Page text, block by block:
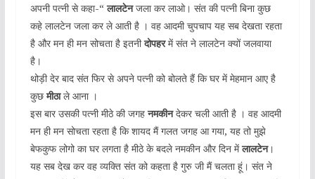
अपनी पत्नी से कहा-“लालटेनजला कर लाओ। संत की पत्नी बिना कुछ
कहे लालटेन जला कर ले आती है । वह आदमी चुपचाप यह सब देखता रहता
है और मन ही मन सोचता है इतनीदोपहरमें संत ने लालटेन क्यों जलवाया
है।
थोड़ी देर बाद संत फिर से अपने पत्नी को बोलते हैं कि घर में मेहमान आए है
कुछमीठाले आना ।
इस बार उसकी पत्नी मीठे की जगहनमकीनदेकर चली आती है । वह आदमी
मन ही मन सोचता रहता है कि शायद मैं गलत जगह आ गया, यह तो मुझे
बेफकुफ लोगो का घर लगता है मीठे के बदले नमकीन और दिन मेंलालटेन।
यह सब देख कर वह व्यक्ति संत को कहता है गुरु जी मैं चलता हूं। संत ने